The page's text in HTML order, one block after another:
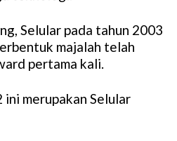
Selular pada tahun 2003
majalah telah
pertama kali.
ini merupakan Selular